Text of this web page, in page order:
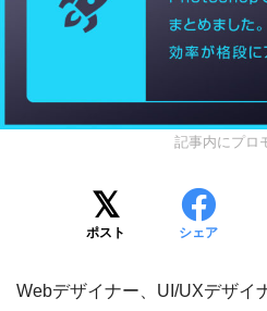
記事内にプロ
ポスト シェア
Webデザイナー、UI/UXデザイ